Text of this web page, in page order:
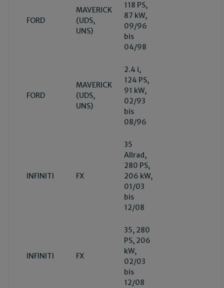
FORD
MAVERICK
(UDS,
UNS)
118 PS,
87 kW,
09/96
bis
04/98
FORD
MAVERICK
(UDS,
UNS)
2.4 i,
124 PS,
91 kW,
02/93
bis
08/96
INFINITI FX
35
Allrad,
280 PS,
206 kW,
01/03
bis
12/08
INFINITI FX
35, 280
PS, 206
kW,
02/03
bis
12/08